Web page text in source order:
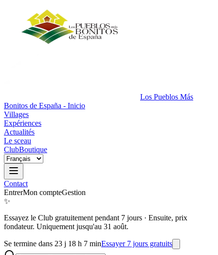
Los Pueblos Más
Bonitos de España - Inicio
Villages
Expériences
Actualités
Le sceau
ClubBoutique
Contact
EntrerMon compteGestion
✨
Essayez le Club gratuitement pendant 7 jours · Ensuite, prix
fondateur. Uniquement jusqu'au 31 août.
Se termine dans 23 j 18 h 7 minEssayer 7 jours gratuits